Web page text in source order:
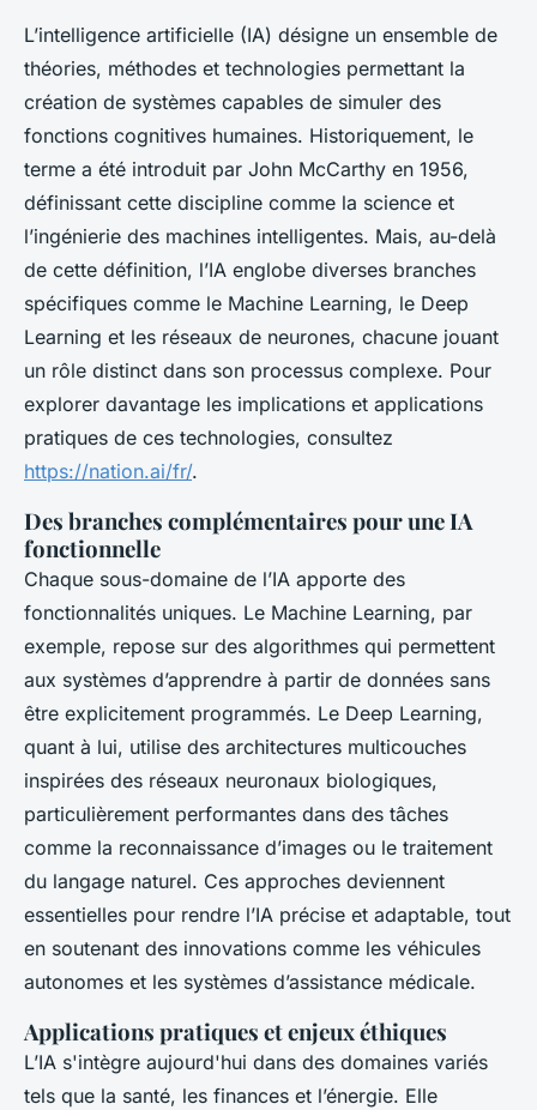
L’intelligence artificielle (IA) désigne un ensemble de
théories, méthodes et technologies permettant la
création de systèmes capables de simuler des
fonctions cognitives humaines. Historiquement, le
terme a été introduit par John McCarthy en 1956,
définissant cette discipline comme la science et
l’ingénierie des machines intelligentes. Mais, au-delà
de cette définition, l’IA englobe diverses branches
spécifiques comme le Machine Learning, le Deep
Learning et les réseaux de neurones, chacune jouant
un rôle distinct dans son processus complexe. Pour
explorer davantage les implications et applications
pratiques de ces technologies, consultez
https://nation.ai/fr/.
Des branches complémentaires pour une IA
fonctionnelle
Chaque sous-domaine de l’IA apporte des
fonctionnalités uniques. Le Machine Learning, par
exemple, repose sur des algorithmes qui permettent
aux systèmes d’apprendre à partir de données sans
être explicitement programmés. Le Deep Learning,
quant à lui, utilise des architectures multicouches
inspirées des réseaux neuronaux biologiques,
particulièrement performantes dans des tâches
comme la reconnaissance d’images ou le traitement
du langage naturel. Ces approches deviennent
essentielles pour rendre l’IA précise et adaptable, tout
en soutenant des innovations comme les véhicules
autonomes et les systèmes d’assistance médicale.
Applications pratiques et enjeux éthiques
L’IA s'intègre aujourd'hui dans des domaines variés
tels que la santé, les finances et l’énergie. Elle